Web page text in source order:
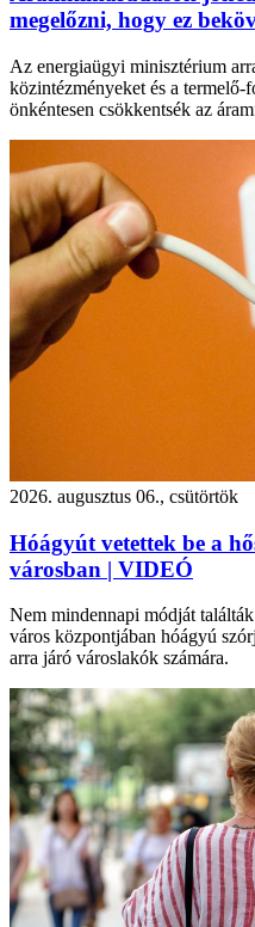
megelőzni, hogy ez
Az energiaügyi minisztérium
közintézményeket és a
önkéntesen csökkentsék az
2026. augusztus 06., csütörtök
Hóágyút vetettek be a
városban | VIDEÓ
Nem mindennapi módját
város központjában hóágyú
arra járó városlakók számára.